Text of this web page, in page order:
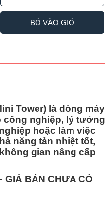
BỎ VÀO GIỎ
Tower) là dòng máy
công nghiệp, lý tưởng
hoặc làm việc
năng tản nhiệt tốt,
gian nâng cấp
GIÁ BÁN CHƯA CÓ